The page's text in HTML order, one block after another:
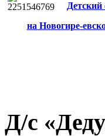
Детский
на Новогире-
Д/с